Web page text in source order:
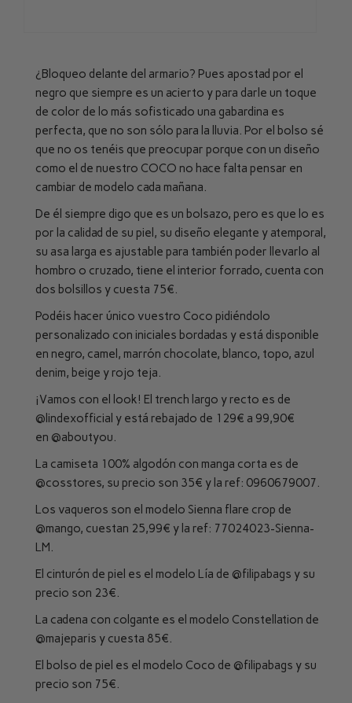
¿Bloqueo delante del armario? Pues apostad por el
negro que siempre es un acierto y para darle un toque
de color de lo más sofisticado una gabardina es
perfecta, que no son sólo para la lluvia. Por el bolso sé
que no os tenéis que preocupar porque con un diseño
como el de nuestro COCO no hace falta pensar en
cambiar de modelo cada mañana.
De él siempre digo que es un bolsazo, pero es que lo es
por la calidad de su piel, su diseño elegante y atemporal,
su asa larga es ajustable para también poder llevarlo al
hombro o cruzado, tiene el interior forrado, cuenta con
dos bolsillos y cuesta 75€.
Podéis hacer único vuestro Coco pidiéndolo
personalizado con iniciales bordadas y está disponible
en negro, camel, marrón chocolate, blanco, topo, azul
denim, beige y rojo teja.
¡Vamos con el look! El trench largo y recto es de
@lindexofficial y está rebajado de 129€ a 99,90€
en @aboutyou.
La camiseta 100% algodón con manga corta es de
@cosstores, su precio son 35€ y la ref: 0960679007.
Los vaqueros son el modelo Sienna flare crop de
@mango, cuestan 25,99€ y la ref: 77024023-Sienna-
LM.
El cinturón de piel es el modelo Lía de @filipabags y su
precio son 23€.
La cadena con colgante es el modelo Constellation de
@majeparis y cuesta 85€.
El bolso de piel es el modelo Coco de @filipabags y su
precio son 75€.